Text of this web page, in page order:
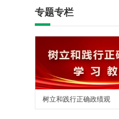
专题专栏
树立和践行正确政绩观